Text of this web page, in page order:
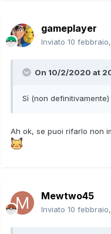
gameplayer
Inviato 10
On 10/2/2020 at
Sì (non definitivamente)
Ah ok, se puoi rifarlo non
Mewtwo45
Inviato 10